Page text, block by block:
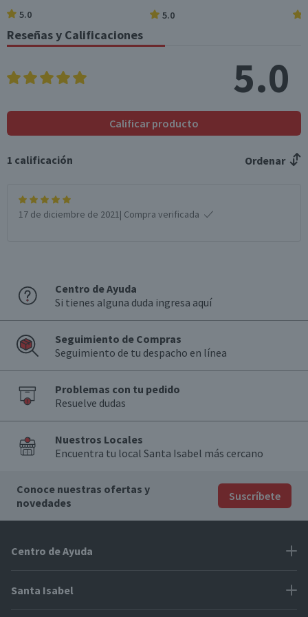
Azúcares totales
(g)
*Ingesta de referencia de un adulto promedio (8400 kj / 2000 kcal)
5.0 5.0
Reseñas y Calificaciones
5.0
Calificar producto
1 calificación Ordenar
17 de diciembre de 2021| Compra verificada
Centro de Ayuda
Si tienes alguna duda ingresa aquí
Seguimiento de Compras
Seguimiento de tu despacho en línea
Problemas con tu pedido
Resuelve dudas
Nuestros Locales
Encuentra tu local Santa Isabel más cercano
Conoce nuestras ofertas y
novedades
Suscríbete
Centro de Ayuda
Problemas con tu pedido
Santa Isabel